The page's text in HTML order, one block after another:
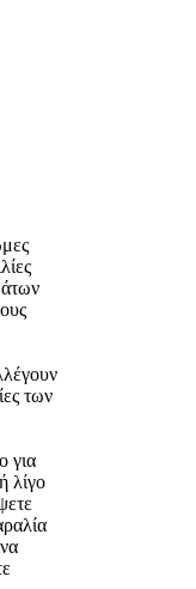
των
για
λίγο